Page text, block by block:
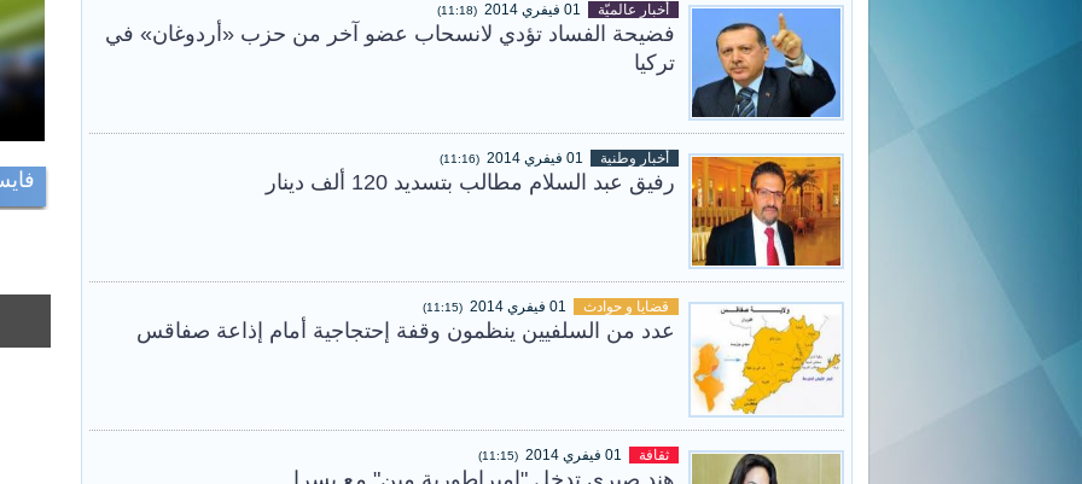
أخبار عالميّة (11:18)
فضيحة الفساد تؤدي لانسحاب عضو آخر من حزب «أردوغان» في
تركيا
أخبار وطنية (11:16)
رفيق عبد السلام مطالب بتسديد 120 ألف دينار
قضايا و حوادث (11:15)
عدد من السلفيين ينظمون وقفة إحتجاجية أمام إذاعة صفاقس
ثقافة (11:15)
هند صبري تدخل "إمبراطورية مين" مع يسرا